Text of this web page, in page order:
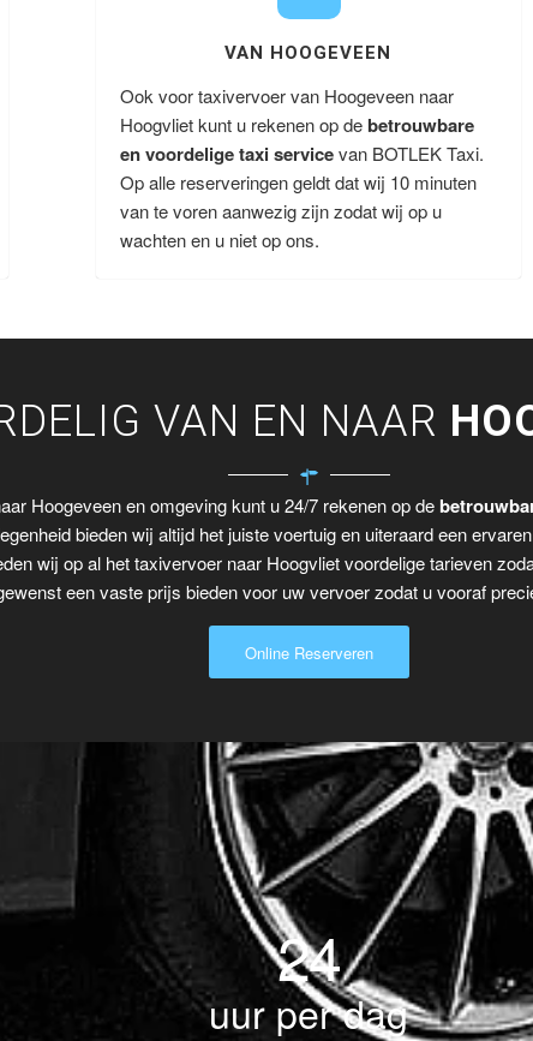
VAN HOOGEVEEN
Ook voor taxivervoer van Hoogeveen naar
Hoogvliet kunt u rekenen op debetrouwbare
en voordelige taxi servicevan BOTLEK Taxi.
Op alle reserveringen geldt dat wij 10 minuten
van te voren aanwezig zijn zodat wij op u
wachten en u niet op ons.
VAN EN NAAR
Hoogeveen en omgeving kunt u 24/7 rekenen op de
bieden wij altijd het juiste voertuig en uiteraard een
wij op al het taxivervoer naar Hoogvliet voordelige tarieven
een vaste prijs bieden voor uw vervoer zodat u vooraf
Online Reserveren
24
uur per dag